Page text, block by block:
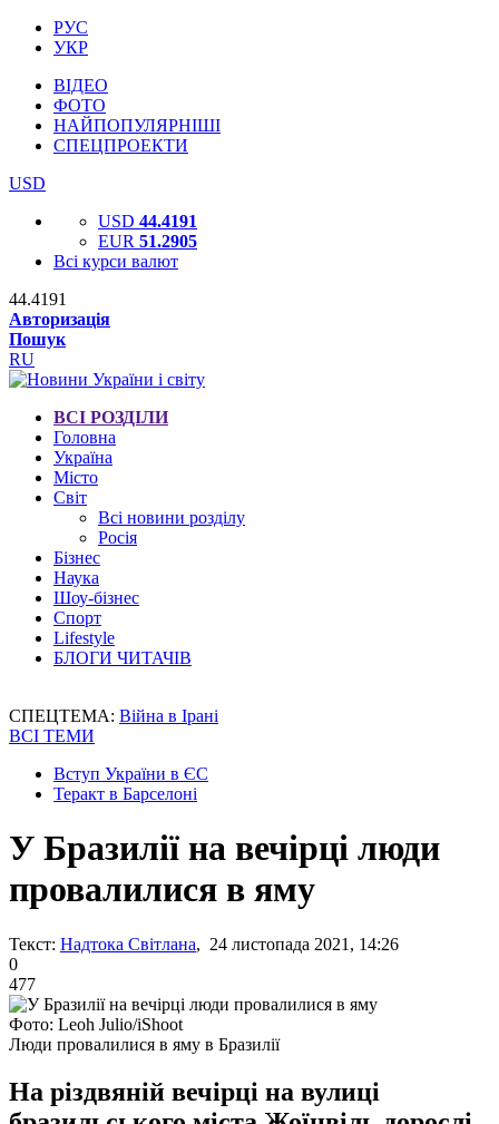
РУС
УКР
ВІДЕО
ФОТО
НАЙПОПУЛЯРНІШІ
СПЕЦПРОЕКТИ
USD
USD 44.4191
EUR 51.2905
Всі курси валют
44.4191
Авторизація
Пошук
RU
ВСІ РОЗДІЛИ
Головна
Україна
Місто
Світ
Всі новини розділу
Росія
Бізнес
Наука
Шоу-бізнес
Спорт
Lifestyle
БЛОГИ ЧИТАЧІВ
СПЕЦТЕМА: Війна в Ірані
ВСІ ТЕМИ
Вступ України в ЄС
Теракт в Барселоні
У Бразилії на вечірці люди
провалилися в яму
Текст: Надтока Світлана, 24 листопада 2021, 14:26
0
477
Фото: Leoh Julio/iShoot
Люди провалилися в яму в Бразилії
На різдвяній вечірці на вулиці